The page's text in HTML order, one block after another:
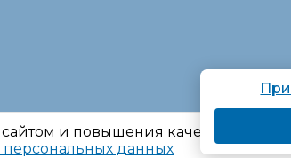
и повышения качества
персональных данных